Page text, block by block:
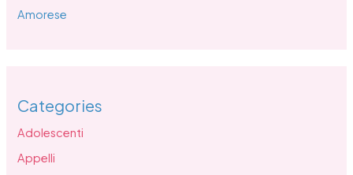
Amorese
Categories
Adolescenti
Appelli